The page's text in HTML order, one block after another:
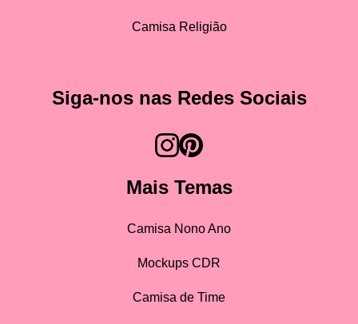
Camisa Religião
Siga-nos nas Redes Sociais
Mais Temas
Camisa Nono Ano
Mockups CDR
Camisa de Time